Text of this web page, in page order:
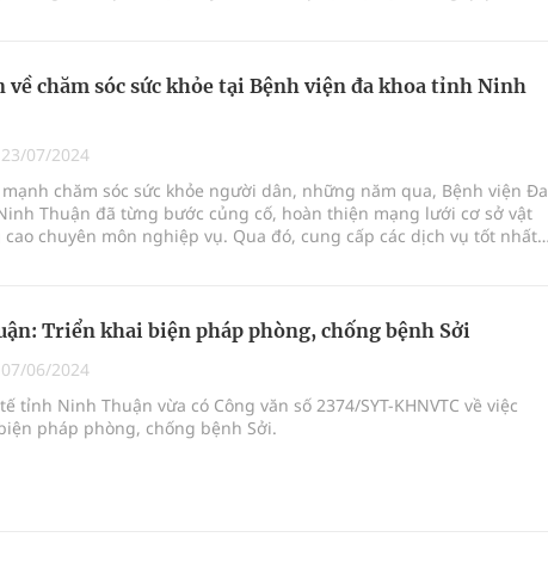
nhiệt độ cao nhất 35 độ
về chăm sóc sức khỏe tại Bệnh viện đa khoa tỉnh Ninh
23/07/2024
chăm sóc sức khỏe người dân, những năm qua, Bệnh viện Đa
Thuận đã từng bước củng cố, hoàn thiện mạng lưới cơ sở vật
cao chuyên môn nghiệp vụ. Qua đó, cung cấp các dịch vụ tốt nhất
tại Bệnh viện đa khoa tỉnh.
Triển khai biện pháp phòng, chống bệnh Sởi
07/06/2024
tế tỉnh Ninh Thuận vừa có Công văn số 2374/SYT-KHNVTC về việc
pháp phòng, chống bệnh Sởi.